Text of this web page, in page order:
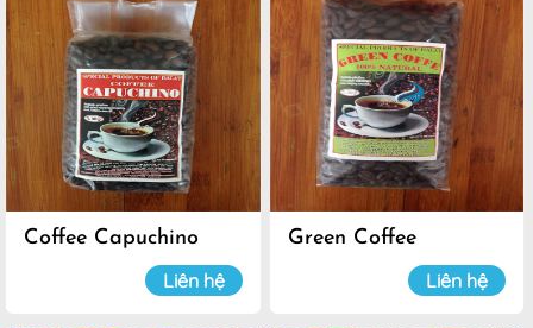
Coffee Capuchino
Liên hệ
Green Coffee
Liên hệ